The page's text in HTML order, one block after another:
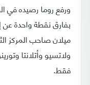
بفارق نقطة واحدة
فقط.